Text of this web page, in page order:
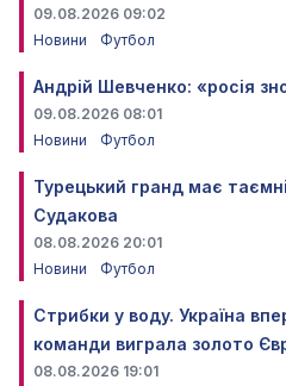
09.08.2026 09:02
Новини
Футбол
Андрій Шевченко: «росія
09.08.2026 08:01
Новини
Футбол
Турецький гранд має
Судакова
08.08.2026 20:01
Новини
Футбол
Стрибки у воду. Україна
команди виграла золото
08.08.2026 19:01